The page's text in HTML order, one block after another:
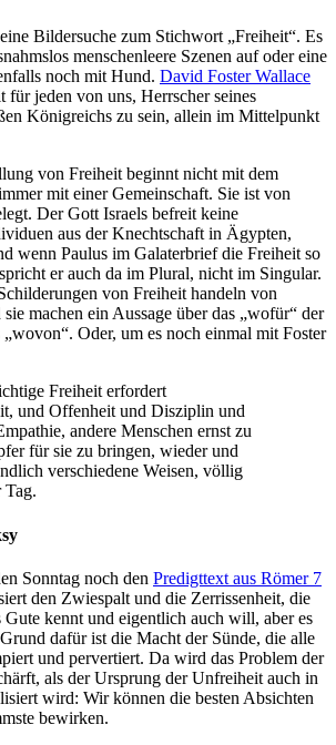
Bildersuche zum Stichwort „Freiheit“. Es
menschenleere Szenen auf oder eine
noch mit Hund. David Foster Wallace
für jeden von uns, Herrscher seines
Königreichs zu sein, allein im Mittelpunkt
von Freiheit beginnt nicht mit dem
mit einer Gemeinschaft. Sie ist von
Der Gott Israels befreit keine
aus der Knechtschaft in Ägypten,
wenn Paulus im Galaterbrief die Freiheit so
er auch da im Plural, nicht im Singular.
von Freiheit handeln von
machen ein Aussage über das „wofür“ der
Oder, um es noch einmal mit Foster
Freiheit erfordert
und Offenheit und Disziplin und
andere Menschen ernst zu
für sie zu bringen, wieder und
verschiedene Weisen, völlig
Tag.
Sonntag noch den Predigttext aus Römer 7
den Zwiespalt und die Zerrissenheit, die
Gute kennt und eigentlich auch will, aber es
dafür ist die Macht der Sünde, die alle
und pervertiert. Da wird das Problem der
als der Ursprung der Unfreiheit auch in
wird: Wir können die besten Absichten
bewirken.